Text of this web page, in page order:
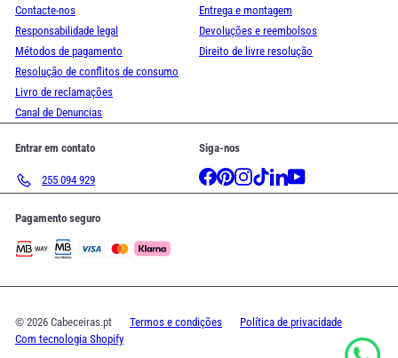
Contacte-nos
Responsabilidade legal
Métodos de pagamento
Resolução de conflitos de consumo
Livro de reclamações
Canal de Denuncias
Entrega e montagem
Devoluções e reembolsos
Direito de livre resolução
Entrar em contato
255 094 929
Siga-nos
Facebook
Pinterest
Instagram
TikTokLinkedInYouTube
Pagamento seguro
© 2026 Cabeceiras.pt Termos e condições
Política de privacidade
Com tecnologia Shopify